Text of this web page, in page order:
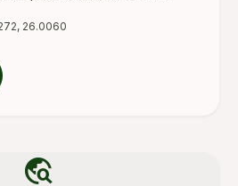
на официальных ресурсах.
26.0060
travel_explore